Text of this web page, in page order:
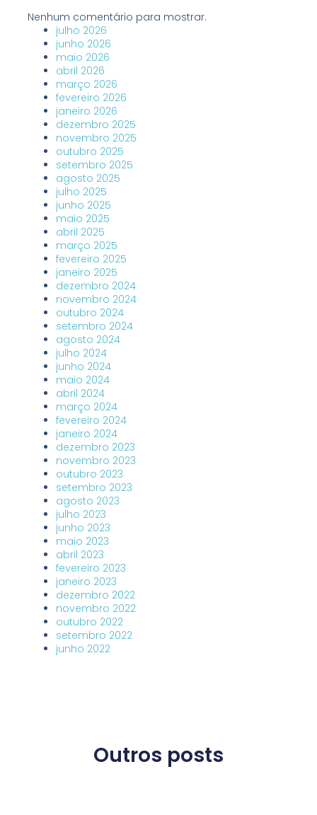
Nenhum comentário para mostrar.
julho 2026
junho 2026
maio 2026
abril 2026
março 2026
fevereiro 2026
janeiro 2026
dezembro 2025
novembro 2025
outubro 2025
setembro 2025
agosto 2025
julho 2025
junho 2025
maio 2025
abril 2025
março 2025
fevereiro 2025
janeiro 2025
dezembro 2024
novembro 2024
outubro 2024
setembro 2024
agosto 2024
julho 2024
junho 2024
maio 2024
abril 2024
março 2024
fevereiro 2024
janeiro 2024
dezembro 2023
novembro 2023
outubro 2023
setembro 2023
agosto 2023
julho 2023
junho 2023
maio 2023
abril 2023
fevereiro 2023
janeiro 2023
dezembro 2022
novembro 2022
outubro 2022
setembro 2022
junho 2022
Outros posts